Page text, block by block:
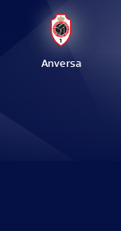
Anversa